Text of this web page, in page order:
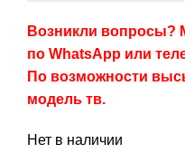
Возникли вопросы?
по WhatsApp или
По возможности
модель тв.
Нет в наличии